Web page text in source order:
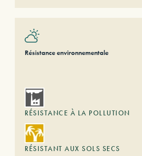
Résistance environnementale
RÉSISTANCE À LA POLLUTION
RÉSISTANT AUX SOLS SECS